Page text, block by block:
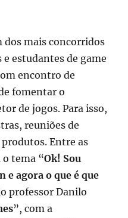
dos mais concorridos
estudantes de game
encontro de
fomentar o
de jogos. Para isso,
reuniões de
Entre as
o tema “Ok! Sou
e agora o que é que
professor Danilo
”, com a